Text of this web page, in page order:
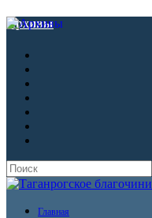
Архивы
Главная